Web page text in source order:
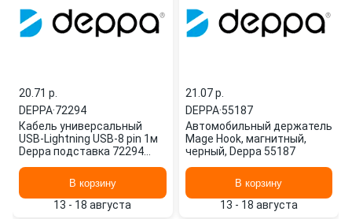
20.71 p.
DEPPA·72294
Кабель универсальный
USB-Lightning USB-8 pin 1м
Deppa подставка 72294
В корзину
13 - 18 августа
21.07 p.
DEPPA·55187
Автомобильный держатель
Mage Hook, магнитный,
черный, Deppa 55187
В корзину
13 - 18 августа